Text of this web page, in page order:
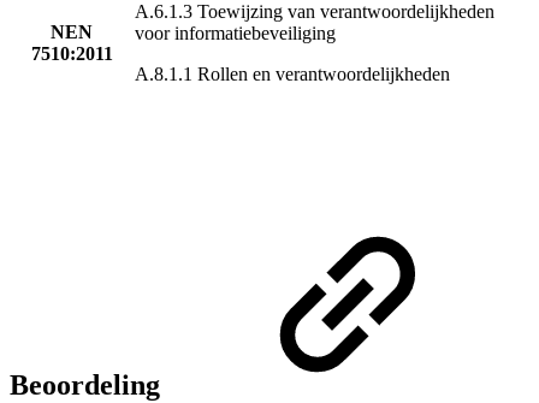
NEN
7510:2011
A.6.1.3 Toewijzing van verantwoordelijkheden
voor informatiebeveiliging
A.8.1.1 Rollen en verantwoordelijkheden
Beoordeling